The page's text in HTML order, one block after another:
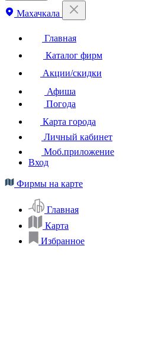
Махачкала
Главная
Каталог фирм
Акции/скидки
Афиша
Погода
Карта города
Личный кабинет
Моб.приложение
Вход
Фирмы на карте
Главная
Карта
Избранное